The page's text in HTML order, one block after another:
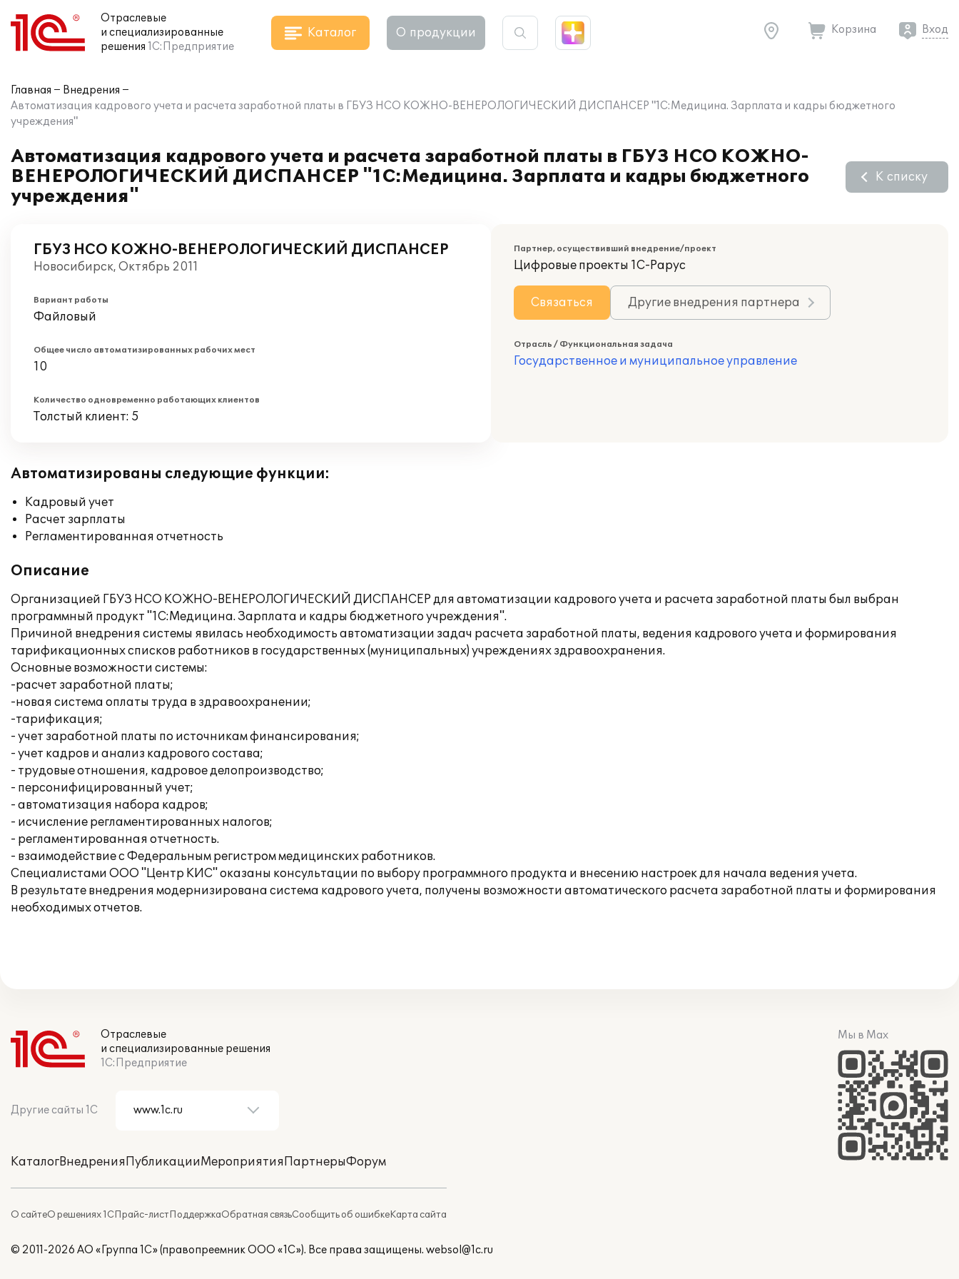
Отраслевые
и специализированные
решения 1С:Предприятие
Каталог О продукции Корзина Вход
Главная
Внедрения
Автоматизация кадрового учета и расчета заработной платы в ГБУЗ НСО КОЖНО-ВЕНЕРОЛОГИЧЕСКИЙ ДИСПАНСЕР "1С:Медицина. Зарплата и кадры бюджетного
учреждения"
Автоматизация кадрового учета и расчета заработной платы в ГБУЗ НСО КОЖНО-
ВЕНЕРОЛОГИЧЕСКИЙ ДИСПАНСЕР "1С:Медицина. Зарплата и кадры бюджетного
учреждения"
К списку
ГБУЗ НСО КОЖНО-ВЕНЕРОЛОГИЧЕСКИЙ ДИСПАНСЕР
Новосибирск, Октябрь 2011
Вариант работы
Файловый
Общее число автоматизированных рабочих мест
10
Количество одновременно работающих клиентов
Толстый клиент: 5
Партнер, осуществивший внедрение/проект
Цифровые проекты 1С-Рарус
Связаться Другие внедрения партнера
Отрасль / Функциональная задача
Государственное и муниципальное управление
Автоматизированы следующие функции:
Кадровый учет
Расчет зарплаты
Регламентированная отчетность
Описание
Организацией ГБУЗ НСО КОЖНО-ВЕНЕРОЛОГИЧЕСКИЙ ДИСПАНСЕР для автоматизации кадрового учета и расчета заработной платы был выбран
программный продукт "1С:Медицина. Зарплата и кадры бюджетного учреждения".
Причиной внедрения системы явилась необходимость автоматизации задач расчета заработной платы, ведения кадрового учета и формирования
тарификационных списков работников в государственных (муниципальных) учреждениях здравоохранения.
Основные возможности системы:
-расчет заработной платы;
-новая система оплаты труда в здравоохранении;
-тарификация;
- учет заработной платы по источникам финансирования;
- учет кадров и анализ кадрового состава;
- трудовые отношения, кадровое делопроизводство;
- персонифицированный учет;
- автоматизация набора кадров;
- исчисление регламентированных налогов;
- регламентированная отчетность.
- взаимодействие с Федеральным регистром медицинских работников.
Специалистами ООО "Центр КИС" оказаны консультации по выбору программного продукта и внесению настроек для начала ведения учета.
В результате внедрения модернизирована система кадрового учета, получены возможности автоматического расчета заработной платы и формирования
необходимых отчетов.
Отраслевые
и специализированные решения
1С:Предприятие
Другие сайты 1С
КаталогВнедренияПубликацииМероприятияПартнерыФорум
О сайтеО решениях 1СПрайс-листПоддержкаОбратная связьСообщить об ошибкеКарта сайта
Мы в Max
© 2011-2026 АО «Группа 1С» (правопреемник ООО «1С»). Все права защищены. websol@1c.ru